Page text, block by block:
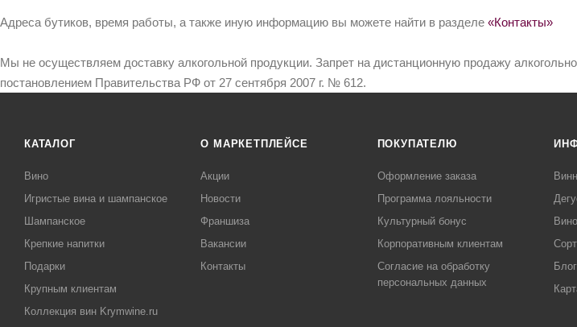
Адреса бутиков, время работы, а также иную информацию вы можете найти в разделе «Контакты»
Мы не осуществляем доставку алкогольной продукции. Запрет на дистанционную продажу
постановлением Правительства РФ от 27 сентября 2007 г. № 612.
КАТАЛОГ
Вино
Игристые вина и шампанское
Шампанское
Крепкие напитки
Подарки
Крупным клиентам
Коллекция вин Krymwine.ru
О МАРКЕТПЛЕЙСЕ
Акции
Новости
Франшиза
Вакансии
Контакты
ПОКУПАТЕЛЮ
Оформление заказа
Программа лояльности
Культурный бонус
Корпоративным клиентам
Согласие на обработку
персональных данных
Блог